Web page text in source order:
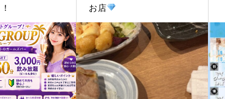
お店